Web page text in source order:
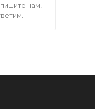
нам,